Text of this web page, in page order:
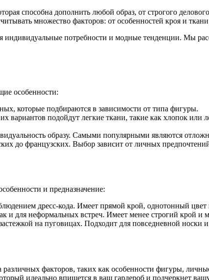
способна дополнить любой образ, от строгого
множество факторов: от особенностей кроя и
индивидуальные потребности и модные тенденции. Мы
особенности:
которые подбираются в зависимости от типа фигуры.
вариантов подойдут легкие ткани, такие как хлопок или
образу. Самыми популярными являются
до французских. Выбор зависит от личных
и предназначение:
дресс-кода. Имеет прямой крой, однотонный
и для неформальных встреч. Имеет менее строгий крой
на пуговицах. Подходит для повседневной носки
факторов, таких как особенности фигуры,
идеально впишется в ваш гардероб и подчеркнет